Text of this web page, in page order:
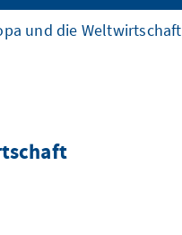
und die Weltwirtschaft